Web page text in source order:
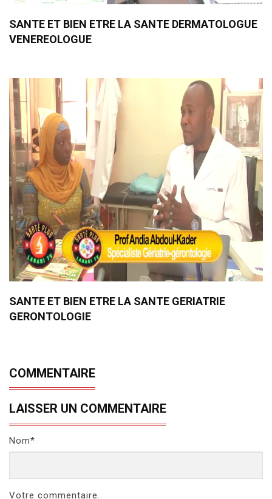
SANTE ET BIEN ETRE LA SANTE DERMATOLOGUE
VENEREOLOGUE
SANTE ET BIEN ETRE LA SANTE GERIATRIE
GERONTOLOGIE
COMMENTAIRE
LAISSER UN COMMENTAIRE
Nom*
Votre commentaire..